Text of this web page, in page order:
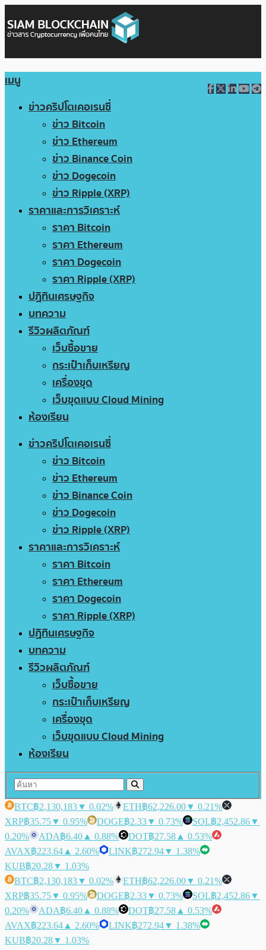
เมนู
ข่าวคริปโตเคอเรนซี่
ข่าว Bitcoin
ข่าว Ethereum
ข่าว Binance Coin
ข่าว Dogecoin
ข่าว Ripple (XRP)
ราคาและการวิเคราะห์
ราคา Bitcoin
ราคา Ethereum
ราคา Dogecoin
ราคา Ripple (XRP)
ปฏิทินเศรษฐกิจ
บทความ
รีวิวผลิตภัณฑ์
เว็บซื้อขาย
กระเป๋าเก็บเหรียญ
เครื่องขุด
เว็บขุดแบบ Cloud Mining
ห้องเรียน
ข่าวคริปโตเคอเรนซี่
ข่าว Bitcoin
ข่าว Ethereum
ข่าว Binance Coin
ข่าว Dogecoin
ข่าว Ripple (XRP)
ราคาและการวิเคราะห์
ราคา Bitcoin
ราคา Ethereum
ราคา Dogecoin
ราคา Ripple (XRP)
ปฏิทินเศรษฐกิจ
บทความ
รีวิวผลิตภัณฑ์
เว็บซื้อขาย
กระเป๋าเก็บเหรียญ
เครื่องขุด
เว็บขุดแบบ Cloud Mining
ห้องเรียน
BTC฿2,130,183▼ 0.02% ETH฿62,226.00▼ 0.21%
XRP฿35.75▼ 0.95% DOGE฿2.33▼ 0.73% SOL฿2,452.86▼
0.20%
ADA฿6.40 ▲ 0.88% DOT฿27.58 ▲ 0.53%
AVAX฿223.64 ▲ 2.60% LINK฿272.94▼ 1.38%
KUB฿20.28▼ 1.03%
BTC฿2,130,183▼ 0.02% ETH฿62,226.00▼ 0.21%
XRP฿35.75▼ 0.95% DOGE฿2.33▼ 0.73% SOL฿2,452.86▼
0.20%
ADA฿6.40 ▲ 0.88% DOT฿27.58 ▲ 0.53%
AVAX฿223.64 ▲ 2.60% LINK฿272.94▼ 1.38%
KUB฿20.28▼ 1.03%